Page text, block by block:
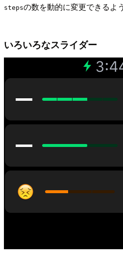
stepsの数を動的に変更できるよ
いろいろなスライダー